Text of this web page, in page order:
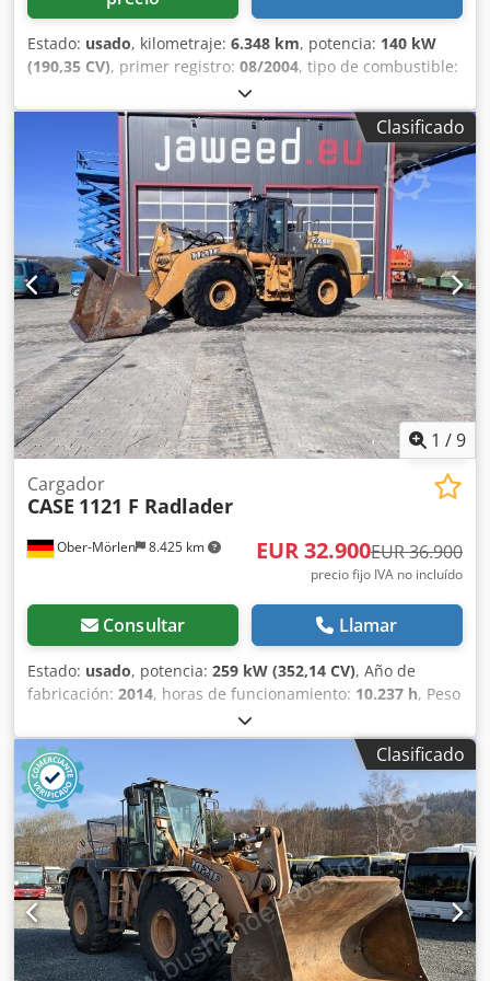
Estado: usado, kilometraje: 6.348 km, potencia: 140 kW
(190,35 CV), primer registro: 08/2004, tipo de combustible:
2004
MXM190 / Samson Cisterna de Vacío 8000 L Año: 2004
Condición: Buena Número de serie: ACM231045 Ref. nº.:
8084 Fecha de matriculación: CV: 190 Horas: 6348 Caja de
cambios: Powershift total 19+6 Depósito de gasoil: 1
Capacidad del depósito: 400 L Radio: ? Asiento neumático:
? Frenos: Frenos de disco en baño de aceite Tamaño de
neumáticos: 600/65R25 + 650/75R38 - 520/70R34
Porcentaje de banda de rodadura restante: 60% 90% - 40%
Caja de herramientas: ? Sistema hidráulico: ? Fabricante de
cisterna: Samson Capacidad de la cisterna: 8000 L Bomba
de alta presión: 2 x HPP Caudal de alta presión: 122 l/min -
130 bar Bomba de vacío: Samson Mando a distancia: ?
Dkedpeynq Dbofx Ahuor
Clasificado
1 /9
Ober-Mörlen 8.425 km
Cargador
CASE 1121 F Radlader
EUR 32.900EUR 36.900
precio fijo IVA no incluído
Consultar Llamar
Estado: usado, potencia: 259 kW (352,14 CV), Año de
fabricación: 2014, horas de funcionamiento: 10.237 h, Peso
en vacío: 27.024 kg Dksdeyn Nfwjpfx Ahujr Para obtener
más información, póngase en contacto con Emal Jaweed.
Cargadora de ruedas / Wheel Loader, Case 1121F, año de
fabricación 2014, horas de servicio: 10.237 h, longitud:
8.960 mm, ancho: 2.990 mm, altura: 3.570 mm, peso bruto
máximo autorizado: 27.024 kg, motor: Case, potencia del
motor: 239 kW, aire acondicionado, báscula, hidráulica
auxiliar, cámara de marcha atrás, engrase automático,
dimensiones del cazo: longitud: 1.800 mm, ancho: 3.000
mm, altura: 1.750 mm, video disponible. Otros: *
Ofrecemos más de 200 unidades a la venta. * Nuestra
ubicación se encuentra a 30 km al norte del aeropuerto de
Clasificado